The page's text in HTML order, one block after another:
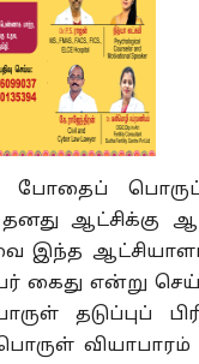
போதைப்
ஆட்சிக்கு
இந்த
கைது என்று
தடுப்புப்